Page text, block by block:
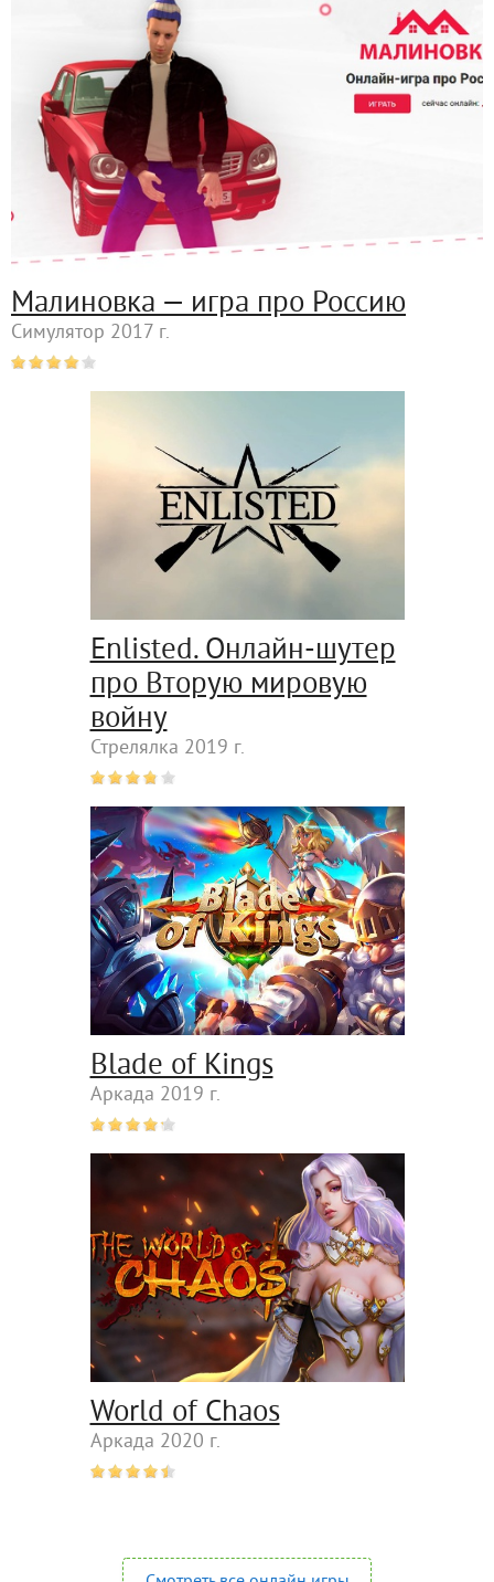
Малиновка — игра про Россию
Симулятор 2017 г.
Enlisted. Онлайн-шутер
про Вторую мировую
войну
Стрелялка 2019 г.
Blade of Kings
Аркада 2019 г.
World of Chaos
Аркада 2020 г.